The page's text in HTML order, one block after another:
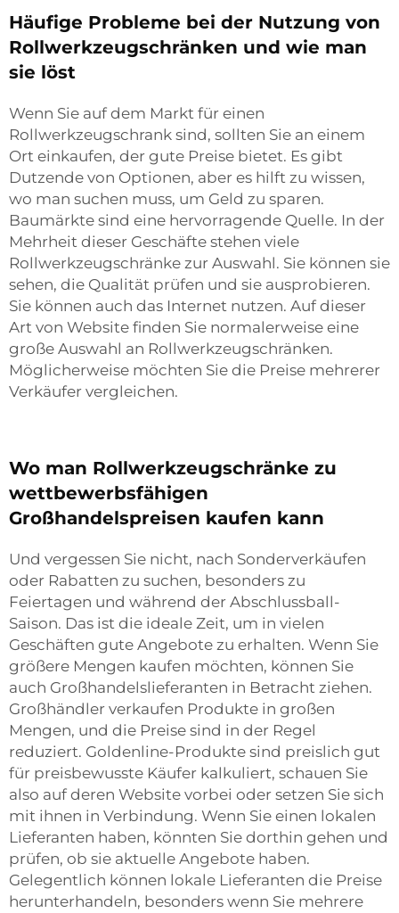
Häufige Probleme bei der Nutzung von
Rollwerkzeugschränken und wie man
sie löst
Wenn Sie auf dem Markt für einen
Rollwerkzeugschrank sind, sollten Sie an einem
Ort einkaufen, der gute Preise bietet. Es gibt
Dutzende von Optionen, aber es hilft zu wissen,
wo man suchen muss, um Geld zu sparen.
Baumärkte sind eine hervorragende Quelle. In der
Mehrheit dieser Geschäfte stehen viele
Rollwerkzeugschränke zur Auswahl. Sie können sie
sehen, die Qualität prüfen und sie ausprobieren.
Sie können auch das Internet nutzen. Auf dieser
Art von Website finden Sie normalerweise eine
große Auswahl an Rollwerkzeugschränken.
Möglicherweise möchten Sie die Preise mehrerer
Verkäufer vergleichen.
Wo man Rollwerkzeugschränke zu
wettbewerbsfähigen
Großhandelspreisen kaufen kann
Und vergessen Sie nicht, nach Sonderverkäufen
oder Rabatten zu suchen, besonders zu
Feiertagen und während der Abschlussball-
Saison. Das ist die ideale Zeit, um in vielen
Geschäften gute Angebote zu erhalten. Wenn Sie
größere Mengen kaufen möchten, können Sie
auch Großhandelslieferanten in Betracht ziehen.
Großhändler verkaufen Produkte in großen
Mengen, und die Preise sind in der Regel
reduziert. Goldenline-Produkte sind preislich gut
für preisbewusste Käufer kalkuliert, schauen Sie
also auf deren Website vorbei oder setzen Sie sich
mit ihnen in Verbindung. Wenn Sie einen lokalen
Lieferanten haben, könnten Sie dorthin gehen und
prüfen, ob sie aktuelle Angebote haben.
Gelegentlich können lokale Lieferanten die Preise
herunterhandeln, besonders wenn Sie mehrere